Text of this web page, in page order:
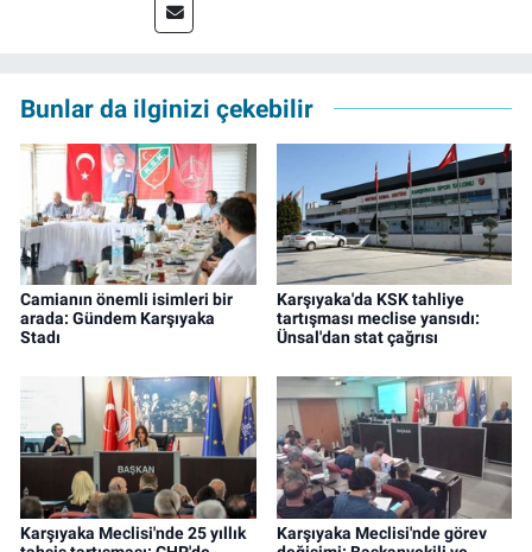
müdürü olarak devam ediyor.
Bunlar da ilginizi çekebilir
Camianın önemli isimleri bir
arada: Gündem Karşıyaka
Stadı
Karşıyaka'da KSK tahliye
tartışması meclise yansıdı:
Ünsal'dan stat çağrısı
Karşıyaka Meclisi'nde 25 yıllık
Karşıyaka Meclisi'nde görev